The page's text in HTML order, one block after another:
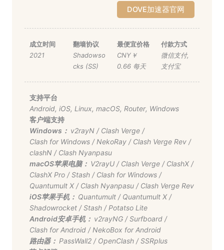
DOVE加速器官网
成立时间
2021
翻墙协议
Shadowso
cks (SS)
最便宜价格
CNY￥
0.66 每天
付款方式
微信支付,
支付宝
支持平台
Android, iOS, Linux, macOS, Router, Windows
客户端支持
Windows： v2rayN/ Clash Verge/
Clash for Windows/ NekoRay/ Clash Verge Rev/
clashN/ Clash Nyanpasu
macOS苹果电脑： V2rayU/ Clash Verge/ ClashX/
ClashX Pro/Stash/ Clash for Windows/
Quantumult X/ Clash Nyanpasu/ Clash Verge Rev
iOS苹果手机： Quantumult/ Quantumult X/
Shadowrocket/Stash/ Potatso Lite
Android安卓手机： v2rayNG/Surfboard/
Clash for Android/ NekoBox for Android
路由器： PassWall2/ OpenClash/SSRplus